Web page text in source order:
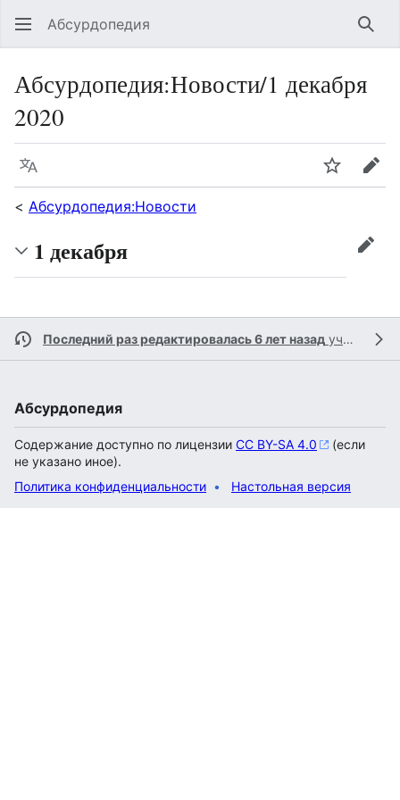
Абсурдопедия
Абсурдопедия:Новости/1 декабря
2020
Язык
< Абсурдопедия:Новости
1 декабря
Последний раз редактировалась 6 лет назад участником
Абсурдопедия
Содержание доступно по лицензии CC BY-SA 4.0
(если
не указано иное).
Политика конфиденциальности
Настольная версия